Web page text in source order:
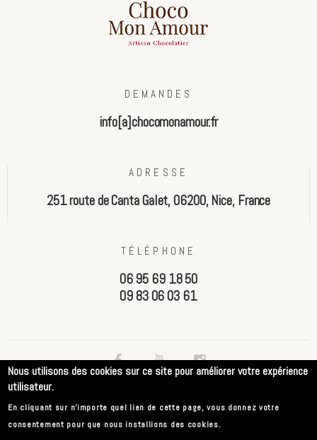
DEMANDES
info[a]chocomonamour.fr
ADRESSE
251 route de Canta Galet, 06200, Nice, France
TÉLÉPHONE
06 95 69 18 50
09 83 06 03 61
FAQ CGV Méthodes de payement
Livraison
Politique de confidentialité
Mentions légales
Nous utilisons des cookies sur ce site pour améliorer votre expérience
utilisateur.
En cliquant sur n'importe quel lien de cette page, vous donnez votre
consentement pour que nous installions des cookies.